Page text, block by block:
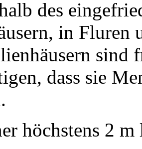
des
in Fluren
sind
dass sie
höchstens 2